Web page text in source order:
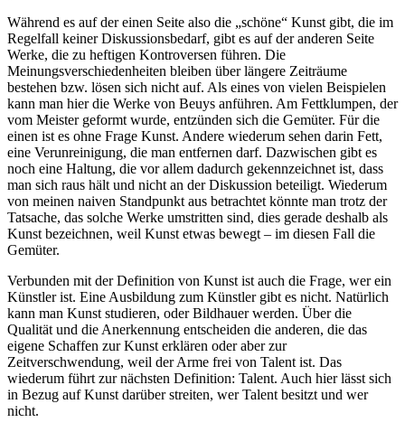
Während es auf der einen Seite also die „schöne“ Kunst gibt, die im
Regelfall keiner Diskussionsbedarf, gibt es auf der anderen Seite
Werke, die zu heftigen Kontroversen führen. Die
Meinungsverschiedenheiten bleiben über längere Zeiträume
bestehen bzw. lösen sich nicht auf. Als eines von vielen Beispielen
kann man hier die Werke von Beuys anführen. Am Fettklumpen, der
vom Meister geformt wurde, entzünden sich die Gemüter. Für die
einen ist es ohne Frage Kunst. Andere wiederum sehen darin Fett,
eine Verunreinigung, die man entfernen darf. Dazwischen gibt es
noch eine Haltung, die vor allem dadurch gekennzeichnet ist, dass
man sich raus hält und nicht an der Diskussion beteiligt. Wiederum
von meinen naiven Standpunkt aus betrachtet könnte man trotz der
Tatsache, das solche Werke umstritten sind, dies gerade deshalb als
Kunst bezeichnen, weil Kunst etwas bewegt – im diesen Fall die
Gemüter.
Verbunden mit der Definition von Kunst ist auch die Frage, wer ein
Künstler ist. Eine Ausbildung zum Künstler gibt es nicht. Natürlich
kann man Kunst studieren, oder Bildhauer werden. Über die
Qualität und die Anerkennung entscheiden die anderen, die das
eigene Schaffen zur Kunst erklären oder aber zur
Zeitverschwendung, weil der Arme frei von Talent ist. Das
wiederum führt zur nächsten Definition: Talent. Auch hier lässt sich
in Bezug auf Kunst darüber streiten, wer Talent besitzt und wer
nicht.